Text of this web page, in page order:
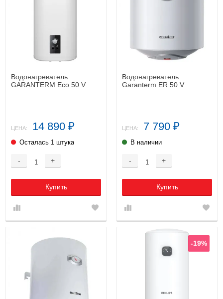
Водонагреватель
GARANTERM Eco 50 V
ЦЕНА: 14 890 ₽
Осталась 1 штука
- +
Купить
Водонагреватель
Garanterm ER 50 V
ЦЕНА: 7 790 ₽
В наличии
- +
Купить
-19%